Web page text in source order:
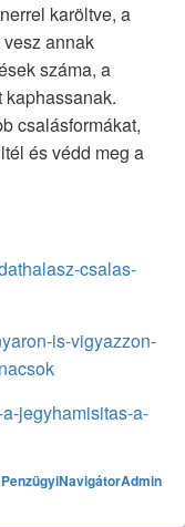
karöltve, a
annak
száma, a
csalásformákat,
és védd meg a
csalas-
is-vigyazzon-
jegyhamisitas-a-
PenzügyiNavigátorAdmin